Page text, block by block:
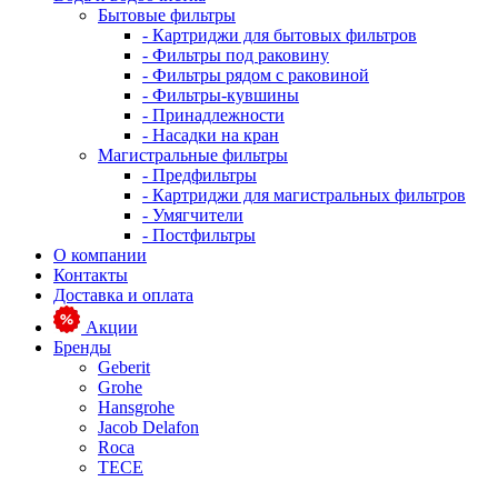
Бытовые фильтры
- Картриджи для бытовых фильтров
- Фильтры под раковину
- Фильтры рядом с раковиной
- Фильтры-кувшины
- Принадлежности
- Насадки на кран
Магистральные фильтры
- Предфильтры
- Картриджи для магистральных фильтров
- Умягчители
- Постфильтры
О компании
Контакты
Доставка и оплата
Акции
Бренды
Geberit
Grohe
Hansgrohe
Jacob Delafon
Roca
TECE